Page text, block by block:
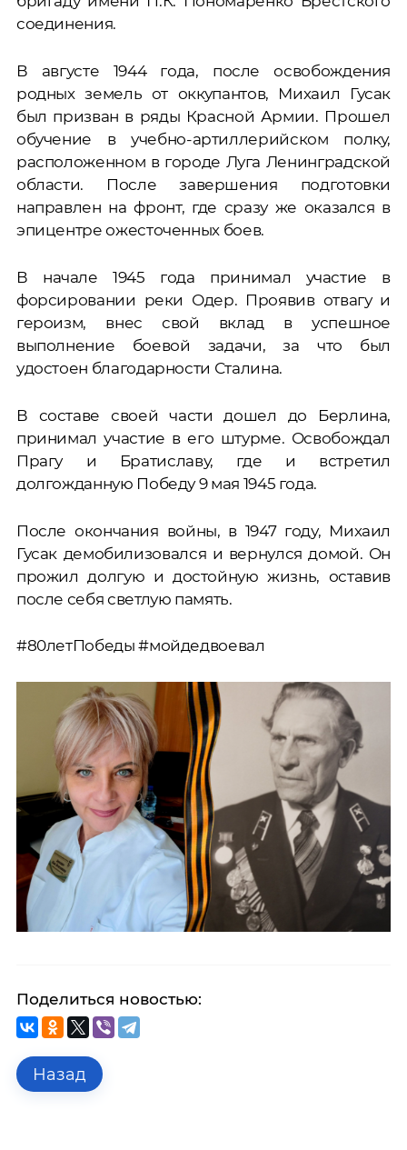
соединения.
В августе 1944 года, после освобождения
родных земель от оккупантов, Михаил Гусак
был призван в ряды Красной Армии. Прошел
обучение в учебно-артиллерийском полку,
расположенном в городе Луга Ленинградской
области. После завершения подготовки
направлен на фронт, где сразу же оказался в
эпицентре ожесточенных боев.
В начале 1945 года принимал участие в
форсировании реки Одер. Проявив отвагу и
героизм, внес свой вклад в успешное
выполнение боевой задачи, за что был
удостоен благодарности Сталина.
В составе своей части дошел до Берлина,
принимал участие в его штурме. Освобождал
Прагу и Братиславу, где и встретил
долгожданную Победу 9 мая 1945 года.
После окончания войны, в 1947 году, Михаил
Гусак демобилизовался и вернулся домой. Он
прожил долгую и достойную жизнь, оставив
после себя светлую память.
#80летПобеды #мойдедвоевал
Поделиться новостью:
Назад